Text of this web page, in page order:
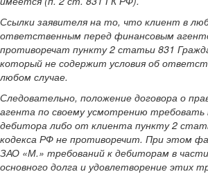
Ссылки заявителя на то, что клиент в
ответственным перед финансовым
противоречат пункту 2 статьи 831
который не содержит условия об
любом случае.
Следовательно, положение договора о
агента по своему усмотрению
дебитора либо от клиента пункту 2
кодекса РФ не противоречит. При этом
ЗАО «М.» требований к дебиторам в
основного долга и удовлетворение этих